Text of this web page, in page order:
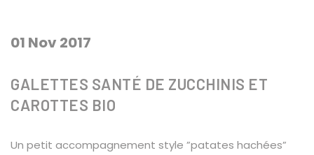
01 Nov 2017
GALETTES SANTÉ DE ZUCCHINIS ET
CAROTTES BIO
Un petit accompagnement style ”patates hachées”